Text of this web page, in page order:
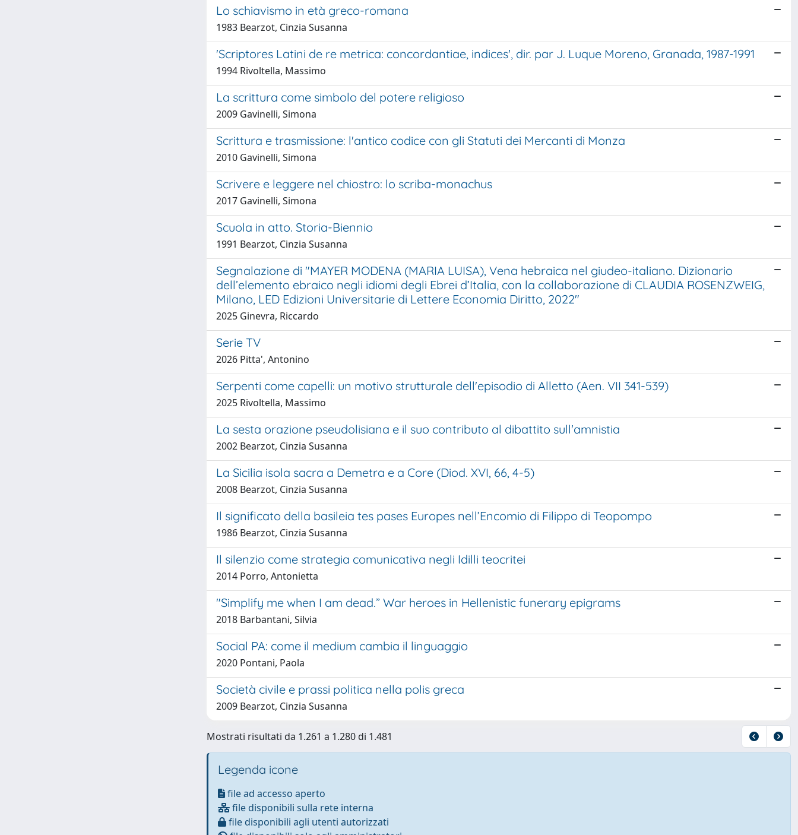
Lo schiavismo in età greco-romana
1983 Bearzot, Cinzia Susanna
'Scriptores Latini de re metrica: concordantiae, indices', dir. par J. Luque Moreno, Granada, 1987-1991
1994 Rivoltella, Massimo
La scrittura come simbolo del potere religioso
2009 Gavinelli, Simona
Scrittura e trasmissione: l'antico codice con gli Statuti dei Mercanti di Monza
2010 Gavinelli, Simona
Scrivere e leggere nel chiostro: lo scriba-monachus
2017 Gavinelli, Simona
Scuola in atto. Storia-Biennio
1991 Bearzot, Cinzia Susanna
Segnalazione di "MAYER MODENA (MARIA LUISA), Vena hebraica nel giudeo-italiano. Dizionario
dell’elemento ebraico negli idiomi degli Ebrei d’Italia, con la collaborazione di CLAUDIA ROSENZWEIG,
Milano, LED Edizioni Universitarie di Lettere Economia Diritto, 2022"
2025 Ginevra, Riccardo
Serie TV
2026 Pitta', Antonino
Serpenti come capelli: un motivo strutturale dell'episodio di Alletto (Aen. VII 341-539)
2025 Rivoltella, Massimo
La sesta orazione pseudolisiana e il suo contributo al dibattito sull'amnistia
2002 Bearzot, Cinzia Susanna
La Sicilia isola sacra a Demetra e a Core (Diod. XVI, 66, 4-5)
2008 Bearzot, Cinzia Susanna
Il significato della basileia tes pases Europes nell’Encomio di Filippo di Teopompo
1986 Bearzot, Cinzia Susanna
Il silenzio come strategia comunicativa negli Idilli teocritei
2014 Porro, Antonietta
"Simplify me when I am dead.” War heroes in Hellenistic funerary epigrams
2018 Barbantani, Silvia
Social PA: come il medium cambia il linguaggio
2020 Pontani, Paola
Società civile e prassi politica nella polis greca
2009 Bearzot, Cinzia Susanna
Mostrati risultati da 1.261 a 1.280 di 1.481
Legenda icone
file ad accesso aperto
file disponibili sulla rete interna
file disponibili agli utenti autorizzati